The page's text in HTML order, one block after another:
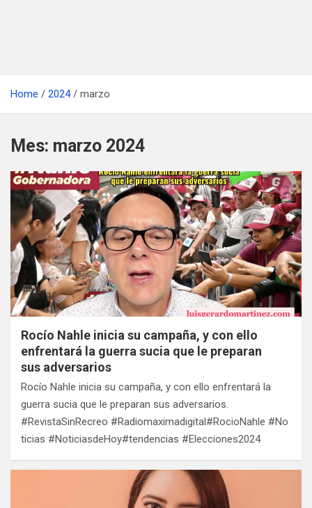
Home 2024 marzo
Mes: marzo 2024
Rocío Nahle inicia su campaña, y con ello
enfrentará la guerra sucia que le preparan
sus adversarios
Rocío Nahle inicia su campaña, y con ello enfrentará la
guerra sucia que le preparan sus adversarios.
#RevistaSinRecreo #Radiomaximadigital#RocioNahle #No
ticias #NoticiasdeHoy#tendencias #Elecciones2024